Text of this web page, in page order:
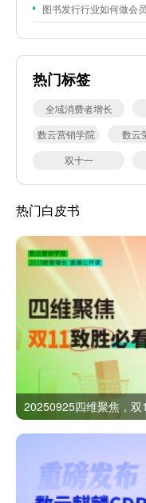
图书发行行业如何做会
热门标签
全域消费者增长
数云营销学院
数云
双十一
热门白皮书
20250925四维聚焦，双